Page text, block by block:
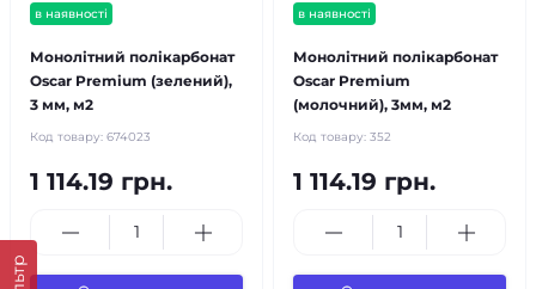
в наявності
Монолітний полікарбонат
Oscar Premium (зелений),
3 мм, м2
Код товару: 674023
1 114.19 грн.
в наявності
Монолітний полікарбонат
Oscar Premium
(молочний), 3мм, м2
Код товару: 352
1 114.19 грн.